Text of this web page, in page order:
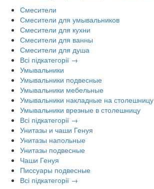
Смесители
Смесители для умывальников
Смесители для кухни
Смесители для ванны
Смесители для душа
Всі підкатегорії →
Умывальники
Умывальники подвесные
Умывальники мебельные
Умывальники накладные на столешницу
Умывальники врезные в столешницу
Всі підкатегорії →
Унитазы и чаши Генуя
Унитазы напольные
Унитазы подвесные
Чаши Генуя
Писсуары подвесные
Всі підкатегорії →